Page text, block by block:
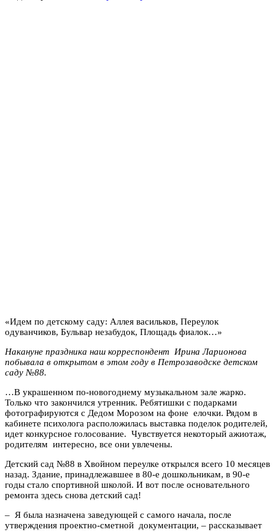
«Идем по детскому саду: Аллея васильков, Переулок
одуванчиков, Бульвар незабудок, Площадь фиалок…»
Накануне праздника наш корреспондент Ирина Ларионова
побывала в открытом в этом году в Петрозаводске детском
саду №88.
…В украшенном по-новогоднему музыкальном зале жарко.
Только что закончился утренник. Ребятишки с подарками
фотографируются с Дедом Морозом на фоне елочки. Рядом в
кабинете психолога расположилась выставка поделок родителей,
идет конкурсное голосование. Чувствуется некоторый ажиотаж,
родителям интересно, все они увлечены.
Детский сад №88 в Хвойном переулке открылся всего 10 месяцев
назад. Здание, принадлежавшее в 80-е дошкольникам, в 90-е
годы стало спортивной школой. И вот после основательного
ремонта здесь снова детский сад!
– Я была назначена заведующей с самого начала, после
утверждения проектно-сметной документации, – рассказывает